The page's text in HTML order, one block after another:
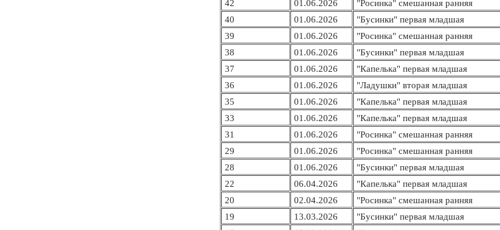
42
01.06.2026 "Росинка" смешанная ранняя
40
01.06.2026 "Бусинки" первая младшая
39
01.06.2026 "Росинка" смешанная ранняя
38 01.06.2026 "Бусинки" первая младшая
37
01.06.2026 "Капелька" первая младшая
36
01.06.2026 "Ладушки" вторая младшая
35
01.06.2026 "Капелька" первая младшая
33
01.06.2026 "Капелька" первая младшая
31
01.06.2026 "Росинка" смешанная ранняя
29
01.06.2026 "Росинка" смешанная ранняя
28
01.06.2026 "Бусинки" первая младшая
22
06.04.2026 "Капелька" первая младшая
20
02.04.2026 "Росинка" смешанная ранняя
19
13.03.2026 "Бусинки" первая младшая